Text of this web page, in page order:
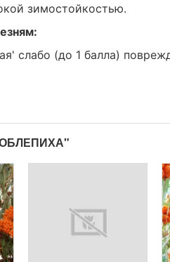
зимостойкостью.
слабо (до 1 балла)